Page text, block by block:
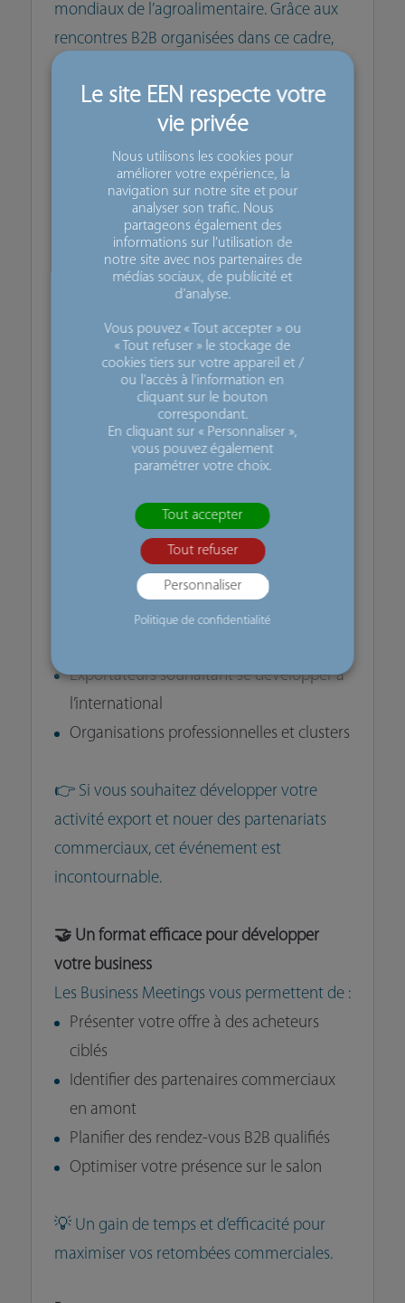
mondiaux de l’agroalimentaire. Grâce aux
rencontres B2B organisées dans ce cadre,
✅ Rencontrer des acheteurs internationaux
✅ Développer vos opportunités export
✅ Présenter vos produits à un public
international
✅ Identifier de nouveaux marchés et
distributeurs
✅ Échanger avec des acteurs clés de la
💡 Une opportunité stratégique pour
accélérer votre développement à
l’international.
🎯 Pour qui ?
Cet événement s’adresse aux acteurs de
l’agroalimentaire :
PME et ETI du secteur alimentaire
Producteurs et transformateurs
Exportateurs souhaitant se développer à
l’international
Organisations professionnelles et clusters
👉 Si vous souhaitez développer votre
activité export et nouer des partenariats
commerciaux, cet événement est
incontournable.
🤝 Un format efficace pour développer
votre business
Les Business Meetings vous permettent de :
Présenter votre offre à des acheteurs
ciblés
Identifier des partenaires commerciaux
en amont
Planifier des rendez-vous B2B qualifiés
Optimiser votre présence sur le salon
💡 Un gain de temps et d’efficacité pour
maximiser vos retombées commerciales.
Nous utilisons les cookies pour
améliorer votre expérience, la
navigation sur notre site et pour
analyser son trafic. Nous
partageons également des
informations sur l’utilisation de
notre site avec nos partenaires de
médias sociaux, de publicité et
d’analyse.
Vous pouvez « Tout accepter » ou
« Tout refuser » le stockage de
cookies tiers sur votre appareil et /
ou l’accès à l’information en
cliquant sur le bouton
correspondant.
En cliquant sur « Personnaliser »,
vous pouvez également
paramétrer votre choix.
Tout accepter
Tout refuser
Personnaliser
Politique de confidentialité